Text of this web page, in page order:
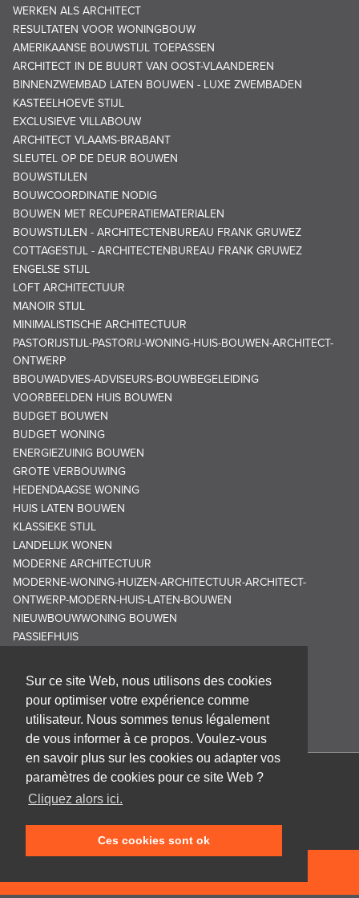
Sur ce site Web, nous utilisons des cookies
pour optimiser votre expérience comme
utilisateur. Nous sommes tenus légalement
de vous informer à ce propos. Voulez-vous
en savoir plus sur les cookies ou adapter vos
paramètres de cookies pour ce site Web ?
Cliquez alors ici.
Ces cookies sont ok
WERKEN ALS ARCHITECT
RESULTATEN VOOR WONINGBOUW
AMERIKAANSE BOUWSTIJL TOEPASSEN
ARCHITECT IN DE BUURT VAN OOST-VLAANDEREN
BINNENZWEMBAD LATEN BOUWEN - LUXE ZWEMBADEN
KASTEELHOEVE STIJL
EXCLUSIEVE VILLABOUW
ARCHITECT VLAAMS-BRABANT
SLEUTEL OP DE DEUR BOUWEN
BOUWSTIJLEN
BOUWCOORDINATIE NODIG
BOUWEN MET RECUPERATIEMATERIALEN
BOUWSTIJLEN - ARCHITECTENBUREAU FRANK GRUWEZ
COTTAGESTIJL - ARCHITECTENBUREAU FRANK GRUWEZ
ENGELSE STIJL
LOFT ARCHITECTUUR
MANOIR STIJL
MINIMALISTISCHE ARCHITECTUUR
PASTORIJSTIJL-PASTORIJ-WONING-HUIS-BOUWEN-ARCHITECT-
ONTWERP
BBOUWADVIES-ADVISEURS-BOUWBEGELEIDING
VOORBEELDEN HUIS BOUWEN
BUDGET BOUWEN
BUDGET WONING
ENERGIEZUINIG BOUWEN
GROTE VERBOUWING
HEDENDAAGSE WONING
HUIS LATEN BOUWEN
KLASSIEKE STIJL
LANDELIJK WONEN
MODERNE ARCHITECTUUR
MODERNE-WONING-HUIZEN-ARCHITECTUUR-ARCHITECT-
ONTWERP-MODERN-HUIS-LATEN-BOUWEN
NIEUWBOUWWONING BOUWEN
PASSIEFHUIS
Cabinet d'architecture Frank GRUWEZ bvba
9700 Oudenaarde
T +32 (0)55 45 53 63
Speldenstraat 10